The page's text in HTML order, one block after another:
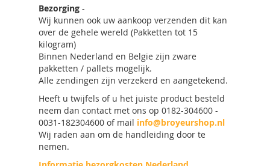
Bezorging -
Wij kunnen ook uw aankoop verzenden dit kan
over de gehele wereld (Pakketten tot 15
kilogram)
Binnen Nederland en Belgie zijn zware
pakketten / pallets mogelijk.
Alle zendingen zijn verzekerd en aangetekend.
Heeft u twijfels of u het juiste product besteld
neem dan contact met ons op 0182-304600 -
0031-182304600 of mail info@broyeurshop.nl
Wij raden aan om de handleiding door te
nemen.